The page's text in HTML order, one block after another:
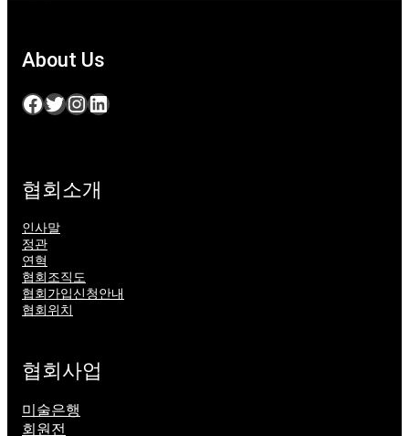
About Us
Facebook Twitter InstagramLinkedIn
협회소개
인사말
정관
연혁
협회조직도
협회가입신청안내
협회위치
협회사업
미술은행
회원전